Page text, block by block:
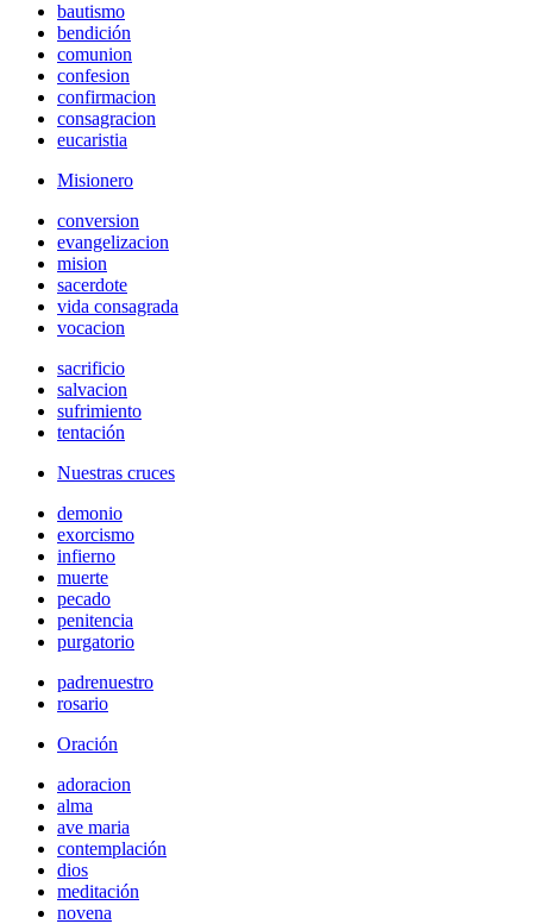
bautismo
bendición
comunion
confesion
confirmacion
consagracion
eucaristia
Misionero
conversion
evangelizacion
mision
sacerdote
vida consagrada
vocacion
sacrificio
salvacion
sufrimiento
tentación
Nuestras cruces
demonio
exorcismo
infierno
muerte
pecado
penitencia
purgatorio
padrenuestro
rosario
Oración
adoracion
alma
ave maria
contemplación
dios
meditación
novena